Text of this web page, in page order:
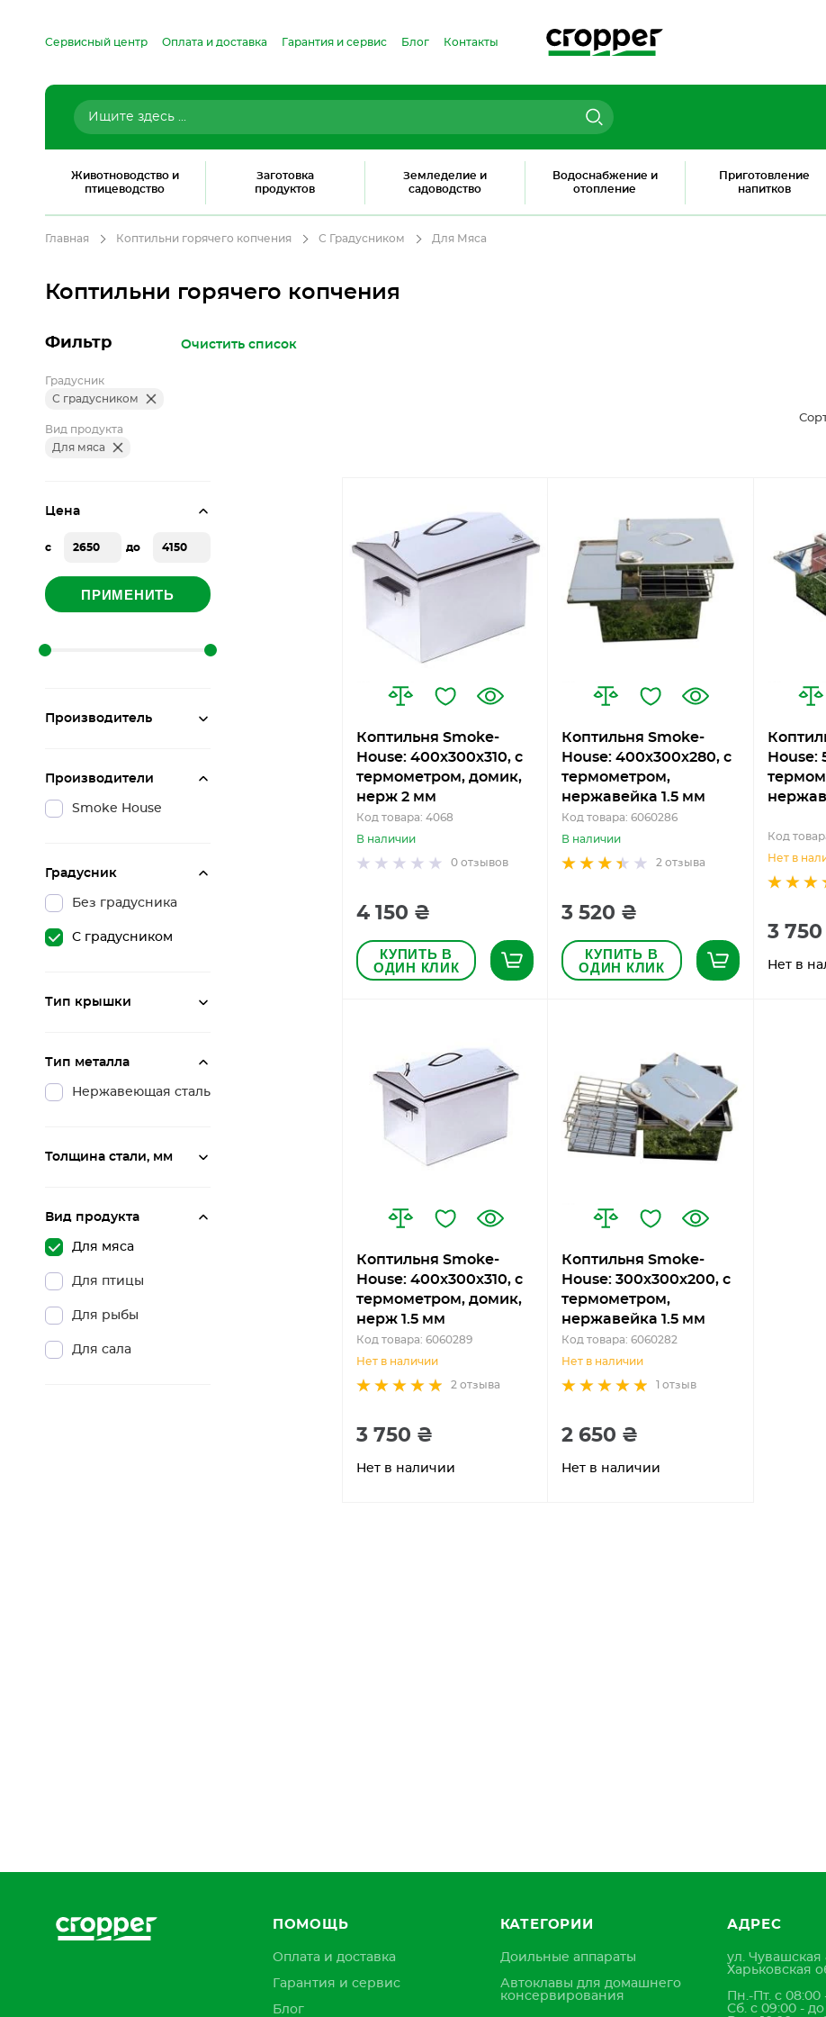
Животноводство и
птицеводство
Заготовка
продуктов
Земледелие и
садоводство
Водоснабжение и
отопление
Приготовление
напитков
Сервисный центр Оплата и доставка Гарантия и сервис Блог Контакты
Главная Коптильни горячего копчения С Градусником Для Мяса
Коптильни горячего копчения
Коптильня Smoke-
House: 400х300х310, с
термометром, домик,
нерж 2 мм
Код товара: 4068
В наличии
0 отзывов
4 150 ₴
КУПИТЬ В
ОДИН КЛИК
Коптильня Smoke-
House: 400х300х280, с
термометром,
нержавейка 1.5 мм
Код товара: 6060286
В наличии
2отзыва
3 520 ₴
КУПИТЬ В
ОДИН КЛИК
House:
Код
Нет в
3
Нет в
Коптильня Smoke-
House: 400х300х310, с
термометром, домик,
нерж 1.5 мм
Код товара: 6060289
Нет в наличии
2 отзыва
3 750 ₴
Нет в наличии
Коптильня Smoke-
House: 300х300х200, с
термометром,
нержавейка 1.5 мм
Код товара: 6060282
Нет в наличии
1отзыв
2 650 ₴
Нет в наличии
Фильтр Очистить список
Градусник
С градусником
Вид продукта
Для мяса
Цена
с до
ПРИМЕНИТЬ
Производитель
Производители
Smoke House
Градусник
Без градусника
С градусником
Тип крышки
Тип металла
Нержавеющая сталь
Толщина стали, мм
Вид продукта
Для мяса
Для птицы
Для рыбы
Для сала
ПОМОЩЬ
Оплата и доставка
Гарантия и сервис
Блог
КАТЕГОРИИ
Доильные аппараты
Автоклавы для домашнего
консервирования
АДРЕС
ул. Чувашская
Харьковская
Пн.-Пт. с 08:00
Сб. с 09:00 -